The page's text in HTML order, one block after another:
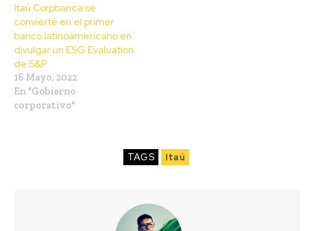
Itaú Corpbanca se
convierte en el primer
banco latinoamericano en
divulgar un ESG Evaluation
de S&P
16 Mayo, 2022
En "Gobierno
corporativo"
TAGS Itaú